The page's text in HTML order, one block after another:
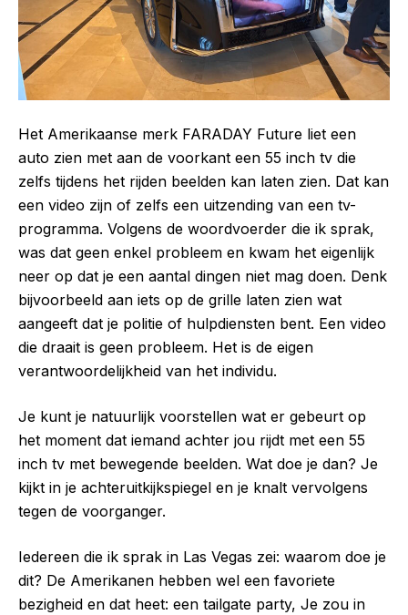
Het Amerikaanse merk FARADAY Future liet een
auto zien met aan de voorkant een 55 inch tv die
zelfs tijdens het rijden beelden kan laten zien. Dat kan
een video zijn of zelfs een uitzending van een tv-
programma. Volgens de woordvoerder die ik sprak,
was dat geen enkel probleem en kwam het eigenlijk
neer op dat je een aantal dingen niet mag doen. Denk
bijvoorbeeld aan iets op de grille laten zien wat
aangeeft dat je politie of hulpdiensten bent. Een video
die draait is geen probleem. Het is de eigen
verantwoordelijkheid van het individu.
Je kunt je natuurlijk voorstellen wat er gebeurt op
het moment dat iemand achter jou rijdt met een 55
inch tv met bewegende beelden. Wat doe je dan? Je
kijkt in je achteruitkijkspiegel en je knalt vervolgens
tegen de voorganger.
Iedereen die ik sprak in Las Vegas zei: waarom doe je
dit? De Amerikanen hebben wel een favoriete
bezigheid en dat heet: een tailgate party, Je zou in